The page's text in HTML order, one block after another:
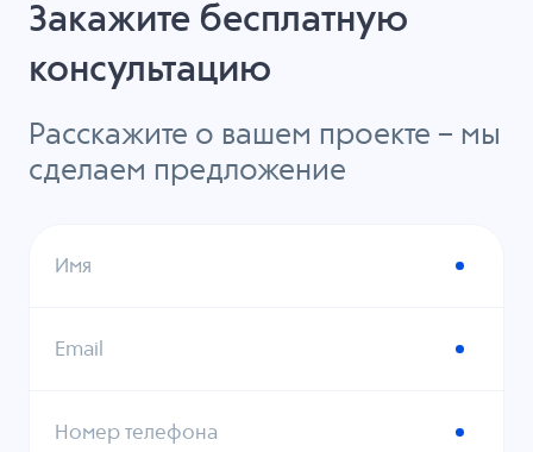
Закажите бесплатную
консультацию
Расскажите о вашем проекте – мы
сделаем предложение
Имя
Email
Номер телефона